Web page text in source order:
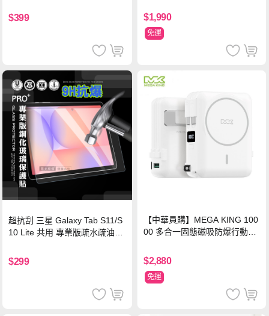
$399 $1,990
免運
超抗刮 三星 Galaxy Tab S11/S
10 Lite 共用 專業版疏水疏油9H
$299
【中華員購】MEGA KING 100
00 多合一固態磁吸防爆行動電
$2,880
免運